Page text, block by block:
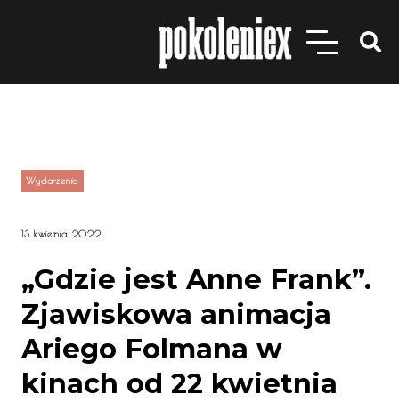
Wydarzenia
13 kwietnia 2022
„Gdzie jest Anne Frank”.
Zjawiskowa animacja
Ariego Folmana w
kinach od 22 kwietnia